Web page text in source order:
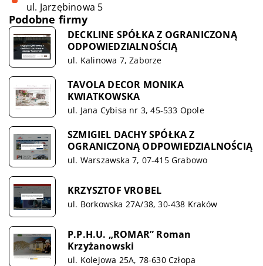
ul. Jarzębinowa 5
Podobne firmy
DECKLINE SPÓŁKA Z OGRANICZONĄ
ODPOWIEDZIALNOŚCIĄ
ul. Kalinowa 7, Zaborze
TAVOLA DECOR MONIKA
KWIATKOWSKA
ul. Jana Cybisa nr 3, 45-533 Opole
SZMIGIEL DACHY SPÓŁKA Z
OGRANICZONĄ ODPOWIEDZIALNOŚCIĄ
ul. Warszawska 7, 07-415 Grabowo
KRZYSZTOF VROBEL
ul. Borkowska 27A/38, 30-438 Kraków
P.P.H.U. „ROMAR” Roman
Krzyżanowski
ul. Kolejowa 25A, 78-630 Człopa